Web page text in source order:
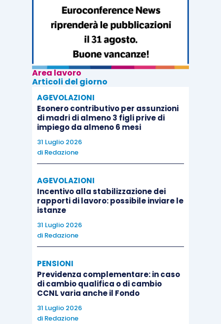
In merito al secondo motivo, secondo gli Ermellini
non si è verificata alcuna violazione dell’art. 2697,
c.c., poiché la Corte d’Appello aveva
semplicemente accertato la mancanza di
elementi idonei a dimostrare la legittimità delle
misure contestate in relazione alla tutela della
capacità produttiva. Inoltre, La Suprema Corte
sottolinea come tale aspetto non sia risultato
determinante ai fini della decisione, in quanto il
fatto dirimente era la compressione del diritto di
Area lavoro
Articoli del giorno
AGEVOLAZIONI
Esonero contributivo per assunzioni
di madri di almeno 3 figli prive di
impiego da almeno 6 mesi
31 Luglio 2026
di Redazione
AGEVOLAZIONI
Incentivo alla stabilizzazione dei
rapporti di lavoro: possibile inviare le
istanze
31 Luglio 2026
di Redazione
PENSIONI
Previdenza complementare: in caso
di cambio qualifica o di cambio
CCNL varia anche il Fondo
31 Luglio 2026
di Redazione